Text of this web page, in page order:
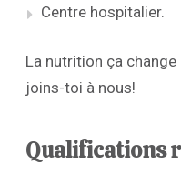
Centre hospitalier.
La nutrition ça change
joins-toi à nous!
Qualifications